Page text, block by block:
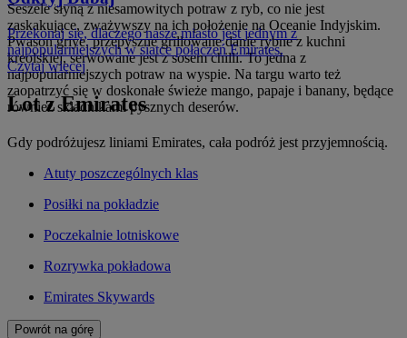
Seszele słyną z niesamowitych potraw z ryb, co nie jest
zaskakujące, zważywszy na ich położenie na Oceanie Indyjskim.
Pwason griye, przepyszne grillowane danie rybne z kuchni
kreolskiej, serwowane jest z sosem chilli. To jedna z
najpopularniejszych potraw na wyspie. Na targu warto też
zaopatrzyć się w doskonałe świeże mango, papaje i banany, będące
również składnikami pysznych deserów.
Przekonaj się, dlaczego nasze miasto jest jednym z
najpopularniejszych w siatce połączeń Emirates.
Czytaj więcej
Lot z Emirates
Gdy podróżujesz liniami Emirates, cała podróż jest przyjemnością.
Atuty poszczególnych klas
Posiłki na pokładzie
Poczekalnie lotniskowe
Rozrywka pokładowa
Emirates Skywards
Powrót na górę